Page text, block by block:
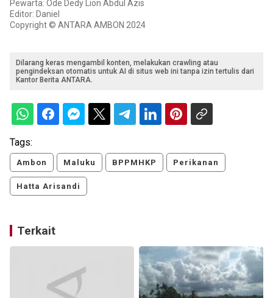
Pewarta: Ode Dedy Lion Abdul Azis
Editor: Daniel
Copyright © ANTARA AMBON 2024
Dilarang keras mengambil konten, melakukan crawling atau
pengindeksan otomatis untuk AI di situs web ini tanpa izin tertulis dari
Kantor Berita ANTARA.
Tags:
Ambon Maluku BPPMHKP Perikanan
Hatta Arisandi
Terkait